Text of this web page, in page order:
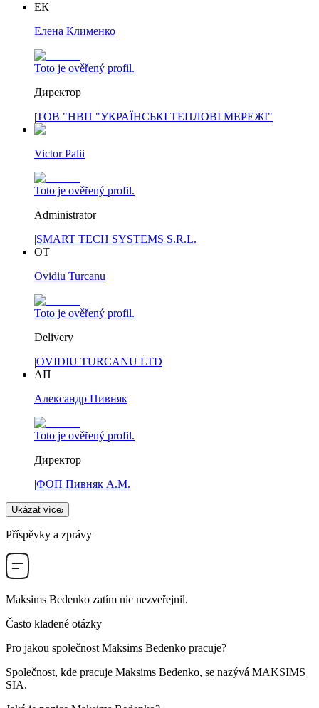
ЕК
Елена Клименко
Toto je ověřený profil.
Директор
|ТОВ "НВП "УКРАЇНСЬКІ ТЕПЛОВІ МЕРЕЖІ"
Victor Palii
Toto je ověřený profil.
Administrator
|SMART TECH SYSTEMS S.R.L.
OT
Ovidiu Turcanu
Toto je ověřený profil.
Delivery
|OVIDIU TURCANU LTD
АП
Александр Пивняк
Toto je ověřený profil.
Директор
|ФОП Пивняк А.М.
Ukázat více
Příspěvky a zprávy
Maksims Bedenko zatím nic nezveřejnil.
Často kladené otázky
Pro jakou společnost Maksims Bedenko pracuje?
Společnost, kde pracuje Maksims Bedenko, se nazývá MAKSIMS
SIA.